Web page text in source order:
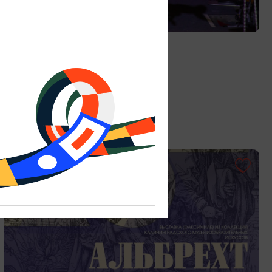
01.06.2026 - 31.08.2026
Калининград, ул. Октябрьская, 3А
ОТ 150₽ ПУШКИНСКАЯ КАРТА